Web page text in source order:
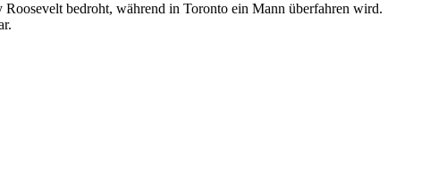
bedroht, während in Toronto ein Mann überfahren wird.